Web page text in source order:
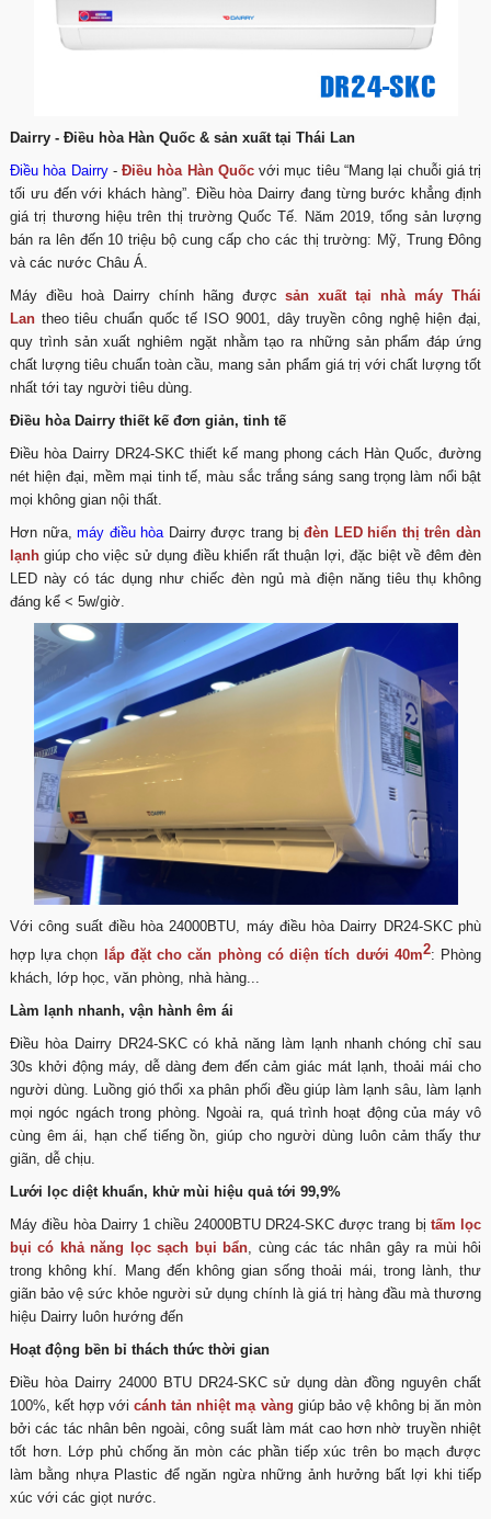
Dairry - Điều hòa Hàn Quốc & sản xuất tại Thái Lan
Điều hòa Dairry-Điều hòa Hàn Quốcvới mục tiêu “Mang lại chuỗi giá trị
tối ưu đến với khách hàng”. Điều hòa Dairry đang từng bước khẳng định
giá trị thương hiệu trên thị trường Quốc Tế. Năm 2019, tổng sản lượng
bán ra lên đến 10 triệu bộ cung cấp cho các thị trường: Mỹ, Trung Đông
và các nước Châu Á.
Máy điều hoà Dairry chính hãng đượcsản xuất tại nhà máy Thái
Lan theo tiêu chuẩn quốc tế ISO 9001, dây truyền công nghệ hiện đại,
quy trình sản xuất nghiêm ngặt nhằm tạo ra những sản phẩm đáp ứng
chất lượng tiêu chuẩn toàn cầu, mang sản phẩm giá trị với chất lượng tốt
nhất tới tay người tiêu dùng.
Điều hòa Dairry thiết kế đơn giản, tinh tế
Điều hòa Dairry DR24-SKC thiết kế mang phong cách Hàn Quốc, đường
nét hiện đại, mềm mại tinh tế, màu sắc trắng sáng sang trọng làm nổi bật
mọi không gian nội thất.
Hơn nữa,máy điều hòaDairry được trang bịđèn LED hiển thị trên dàn
lạnh giúp cho việc sử dụng điều khiển rất thuận lợi, đặc biệt về đêm đèn
LED này có tác dụng như chiếc đèn ngủ mà điện năng tiêu thụ không
đáng kể < 5w/giờ.
Với công suất điều hòa 24000BTU, máy điều hòa Dairry DR24-SKC phù
hợp lựa chọn
lắp đặt cho căn phòng có diện tích dưới 40m2: Phòng
khách, lớp học, văn phòng, nhà hàng...
Làm lạnh nhanh, vận hành êm ái
Điều hòa Dairry DR24-SKC có khả năng làm lạnh nhanh chóng chỉ sau
30s khởi động máy, dễ dàng đem đến cảm giác mát lạnh, thoải mái cho
người dùng. Luồng gió thổi xa phân phối đều giúp làm lạnh sâu, làm lạnh
mọi ngóc ngách trong phòng. Ngoài ra, quá trình hoạt động của máy vô
cùng êm ái, hạn chế tiếng ồn, giúp cho người dùng luôn cảm thấy thư
giãn, dễ chịu.
Lưới lọc diệt khuẩn, khử mùi hiệu quả tới 99,9%
Máy điều hòa Dairry 1 chiều 24000BTU DR24-SKC được trang bị tấm lọc
bụi có khả năng lọc sạch bụi bẩn, cùng các tác nhân gây ra mùi hôi
trong không khí. Mang đến không gian sống thoải mái, trong lành, thư
giãn bảo vệ sức khỏe người sử dụng chính là giá trị hàng đầu mà thương
hiệu Dairry luôn hướng đến
Hoạt động bền bỉ thách thức thời gian
Điều hòa Dairry 24000 BTU DR24-SKC sử dụng dàn đồng nguyên chất
100%, kết hợp vớicánh tản nhiệt mạ vàng giúp bảo vệ không bị ăn mòn
bởi các tác nhân bên ngoài, công suất làm mát cao hơn nhờ truyền nhiệt
tốt hơn. Lớp phủ chống ăn mòn các phần tiếp xúc trên bo mạch được
làm bằng nhựa Plastic để ngăn ngừa những ảnh hưởng bất lợi khi tiếp
xúc với các giọt nước.